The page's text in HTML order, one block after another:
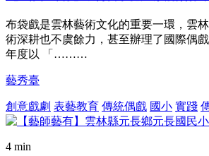
布袋戲是雲林藝術文化的重要一環，雲
術深耕也不虞餘力，甚至辦理了國際偶
年度以 「………
藝秀臺
創意戲劇 表藝教育 傳統偶戲 國小 實踐
4 min